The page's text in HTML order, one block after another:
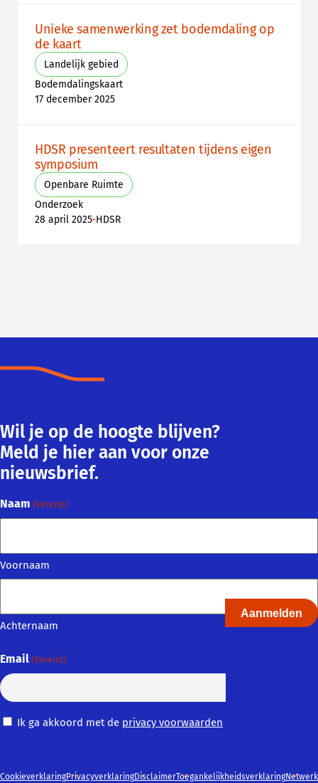
Unieke samenwerking zet bodemdaling op
de kaart
Landelijk gebied
Bodemdalingskaart
17 december 2025
HDSR presenteert resultaten tijdens eigen
symposium
Openbare Ruimte
Onderzoek
28 april 2025•HDSR
Wil je op de hoogte blijven?
Meld je hier aan voor onze
nieuwsbrief.
Naam (Vereist)
Voornaam
Achternaam
Email (Vereist)
PrivacyIk ga akkoord met de privacy voorwaarden
CookieverklaringPrivacyverklaringDisclaimerToegankelijkheidsverklaringNetwerk